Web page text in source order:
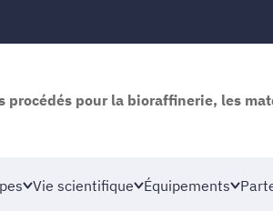
procédés pour la bioraffinerie, les
Vie scientifique Équipements